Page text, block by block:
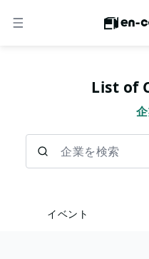
メニュー
List of
イベント